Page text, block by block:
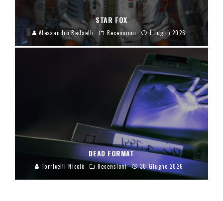
STAR FOX
Alessandro Redaelli Recensioni 1 Luglio 2026
DEAD FORMAT
Torricelli Nicolò Recensioni 30 Giugno 2026